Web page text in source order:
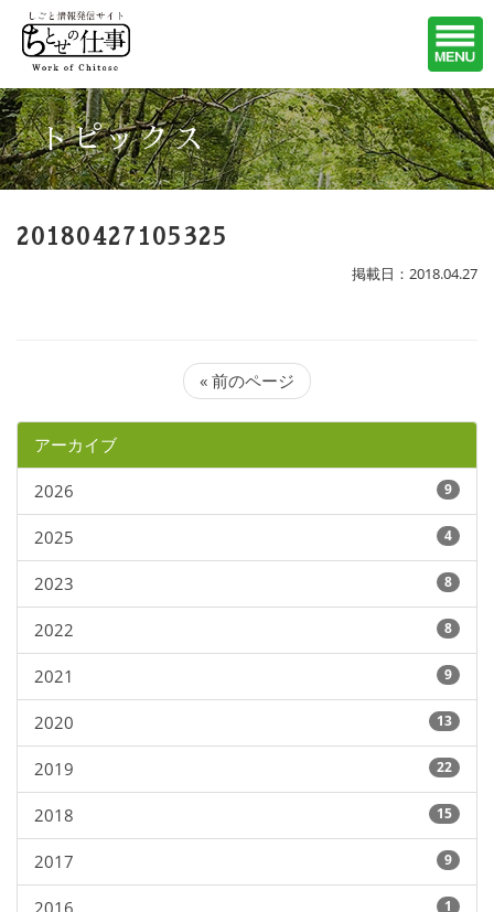
トピックス
20180427105325
掲載日：2018.04.27
« 前のページ
アーカイブ
2026 9
2025 4
2023 8
2022 8
2021 9
2020 13
2019 22
2018 15
2017 9
2016 1